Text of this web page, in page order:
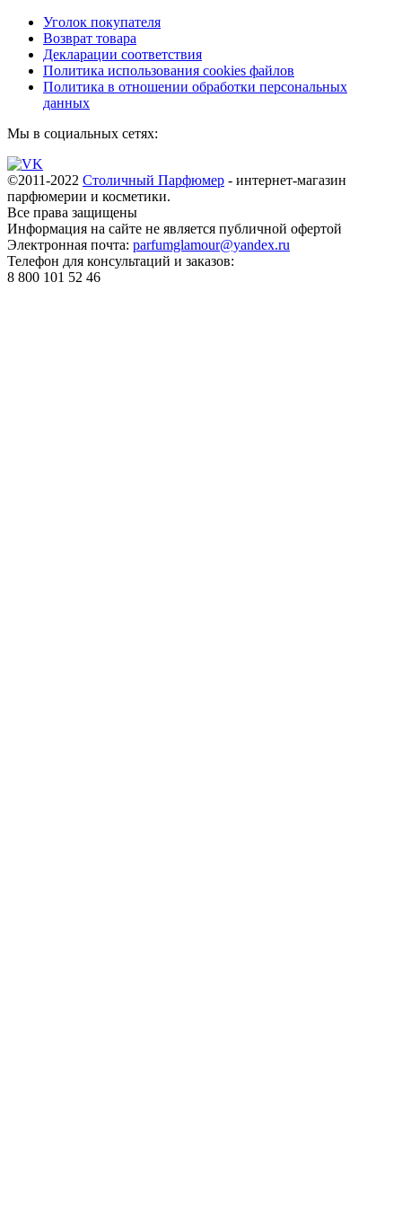
Уголок покупателя
Возврат товара
Декларации соответствия
Политика использования cookies файлов
Политика в отношении обработки персональных
данных
Мы в социальных сетях:
©2011-2022 Столичный Парфюмер - интернет-магазин
парфюмерии и косметики.
Все права защищены
Информация на сайте не является публичной офертой
Электронная почта: parfumglamour@yandex.ru
Телефон для консультаций и заказов:
8 800 101 52 46